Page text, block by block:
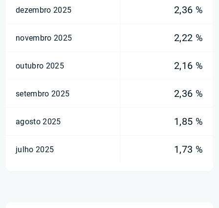
dezembro 2025 2,36 %
novembro 2025 2,22 %
outubro 2025 2,16 %
setembro 2025 2,36 %
agosto 2025 1,85 %
julho 2025 1,73 %